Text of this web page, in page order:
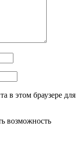
в этом браузере для
возможность